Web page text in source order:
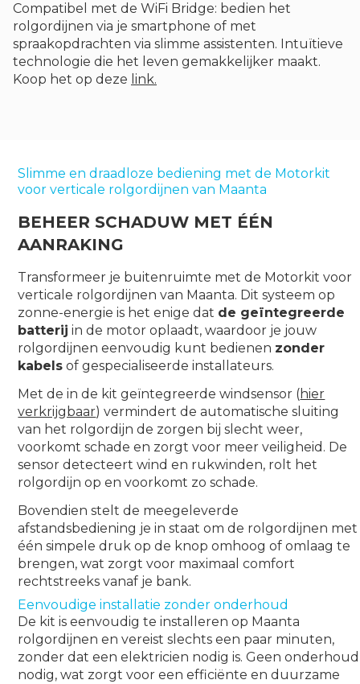
Compatibel met de WiFi Bridge: bedien het
rolgordijnen via je smartphone of met
spraakopdrachten via slimme assistenten. Intuïtieve
technologie die het leven gemakkelijker maakt.
Koop het op deze link.
Slimme en draadloze bediening met de Motorkit
voor verticale rolgordijnen van Maanta
BEHEER SCHADUW MET ÉÉN
AANRAKING
Transformeer je buitenruimte met de Motorkit voor
verticale rolgordijnen van Maanta. Dit systeem op
zonne-energie is het enige dat de geïntegreerde
batterij in de motor oplaadt, waardoor je jouw
rolgordijnen eenvoudig kunt bedienen zonder
kabels of gespecialiseerde installateurs.
Met de in de kit geïntegreerde windsensor (hier
verkrijgbaar) vermindert de automatische sluiting
van het rolgordijn de zorgen bij slecht weer,
voorkomt schade en zorgt voor meer veiligheid. De
sensor detecteert wind en rukwinden, rolt het
rolgordijn op en voorkomt zo schade.
Bovendien stelt de meegeleverde
afstandsbediening je in staat om de rolgordijnen met
één simpele druk op de knop omhoog of omlaag te
brengen, wat zorgt voor maximaal comfort
rechtstreeks vanaf je bank.
Eenvoudige installatie zonder onderhoud
De kit is eenvoudig te installeren op Maanta
rolgordijnen en vereist slechts een paar minuten,
zonder dat een elektricien nodig is. Geen onderhoud
nodig, wat zorgt voor een efficiënte en duurzame